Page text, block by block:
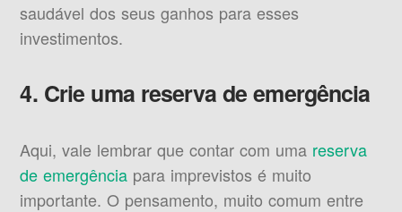
saudável dos seus ganhos para esses
investimentos.
4. Crie uma reserva de emergência
Aqui, vale lembrar que contar com uma reserva
de emergência para imprevistos é muito
importante. O pensamento, muito comum entre